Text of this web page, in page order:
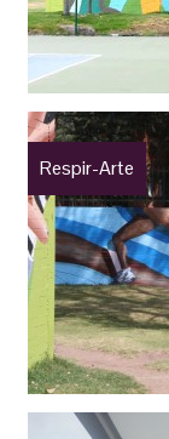
Respir-Arte